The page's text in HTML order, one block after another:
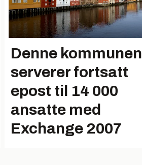
Denne kommunen
serverer fortsatt
epost til 14 000
ansatte med
Exchange 2007